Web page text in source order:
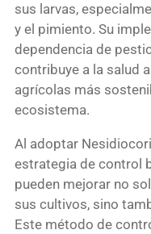
sus larvas,
y el pimiento. Su
dependencia de
contribuye a la salud
agrícolas más
ecosistema.
Al adoptar
estrategia de control
pueden mejorar no
sus cultivos, sino
Este método de